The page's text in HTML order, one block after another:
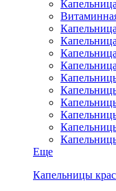
Еще
Капельницы